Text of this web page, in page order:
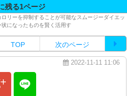
残る1ページ
リーを抑制することが可能なスムージーダイエッ
状になったものを賢く活用す
TOP 次のページ
2022-11-11 11:06